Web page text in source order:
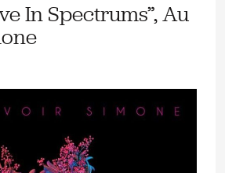
In Spectrums”, Au